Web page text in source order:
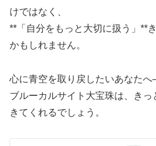
けではなく、
**「自分をもっと大切に扱う」**
かもしれません。
心に青空を取り戻したいあなた
ブルーカルサイト大宝珠は、き
きてくれるでしょう。